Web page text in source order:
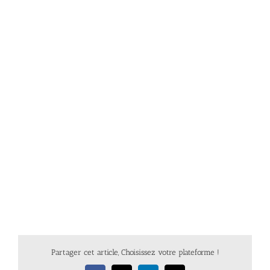
Partager cet article, Choisissez votre plateforme !